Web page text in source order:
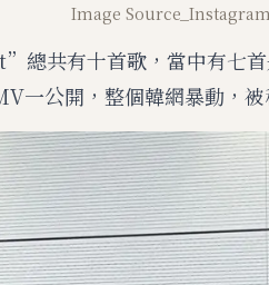
Image
共有十首歌，當中有七
公開，整個韓網暴動，被